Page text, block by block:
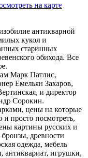
на карте
антикварной
кукол и
старинных
обихода. Все
Марк Патлис,
Емельян Захаров,
и директор
Сорокин.
цены на которые
просто посмотреть,
картины русских и
бронзы, древности
одежда, мебель
антиквариат, игрушки,